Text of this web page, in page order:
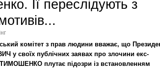
Її переслідують з
комітет з прав людини вважає, що
у своїх публічних заявах про злочини екс-
ТИМОШЕНКО плутає підозри із встановленням